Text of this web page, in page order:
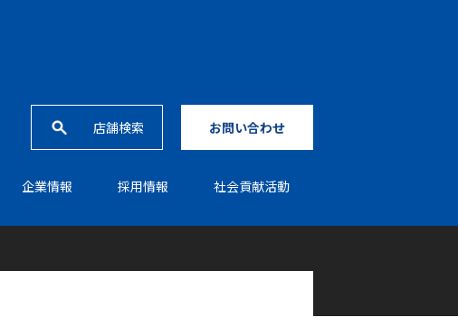
店舗検索 お問い合わせ
企業情報 採⽤情報 社会貢献活動